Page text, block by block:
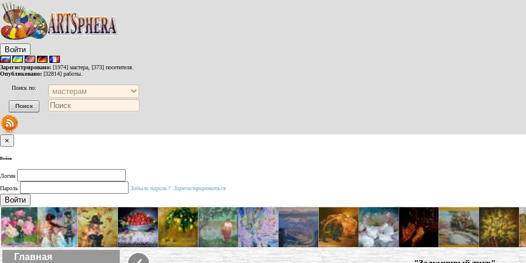
Войти
Зарегистрировано: [1974] мастера, [373] посетителя.
Опубликовано: [32814] работы.
Поиск по:
×
Войти
Логин
Пароль
Забыли пароль? Зарегистрироваться
Войти
Главная